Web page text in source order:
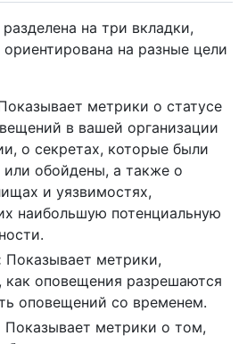
на три вкладки,
на разные цели
метрики о статусе
в вашей организации
о секретах, которые были
или обойдены, а также о
и уязвимостях,
наибольшую потенциальную
Показывает метрики,
оповещения разрешаются
оповещений со временем.
Показывает метрики о том,